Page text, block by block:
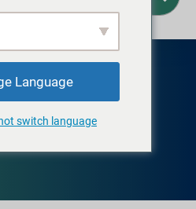
NORDAMERIKA
Language
switch language